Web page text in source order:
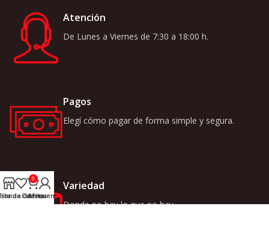
Atención
De Lunes a Viernes de 7:30 a 18:00 h.
Pagos
Elegí cómo pagar de forma simple y segura.
Variedad
Donde no hay lo que no hay.
de deseos
0
Carrito
Mi cuenta